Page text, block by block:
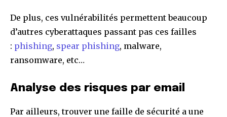
De plus, ces vulnérabilités permettent beaucoup
d’autres cyberattaques passant pas ces failles
: phishing, spear phishing, malware,
ransomware, etc…
Analyse des risques par email
Par ailleurs, trouver une faille de sécurité a une